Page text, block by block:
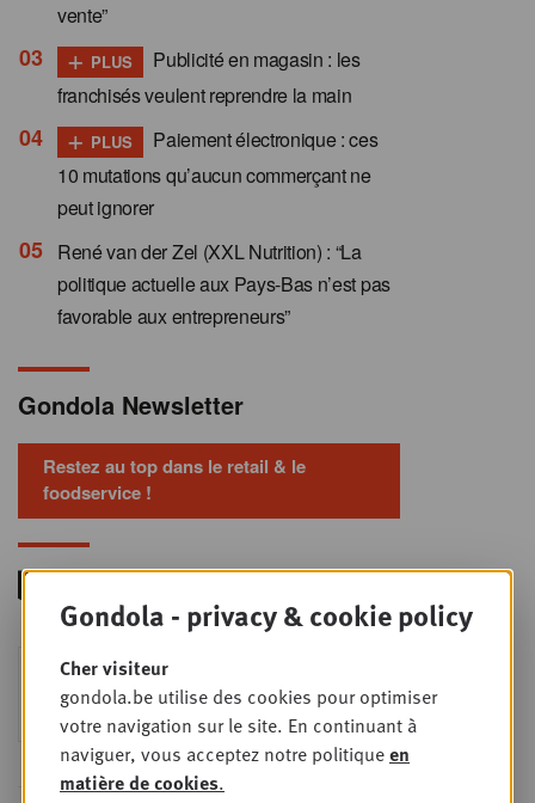
vente”
+ PLUS
Publicité en magasin : les
franchisés veulent reprendre la main
+ PLUS
Paiement électronique : ces
10 mutations qu’aucun commerçant ne
peut ignorer
René van der Zel (XXL Nutrition) : “La
politique actuelle aux Pays-Bas n’est pas
favorable aux entrepreneurs”
Gondola Newsletter
Restez au top dans le retail & le
foodservice !
MER
9
Foodservice - Joint
business planning
Intro to Negotiation: Succes aan de
onderhandelingstafel is geen toeval!
Gondola - privacy & cookie policy
Cher visiteur
gondola.be utilise des cookies pour optimiser
votre navigation sur le site. En continuant à
naviguer, vous acceptez notre politiqueen
matière de cookies.